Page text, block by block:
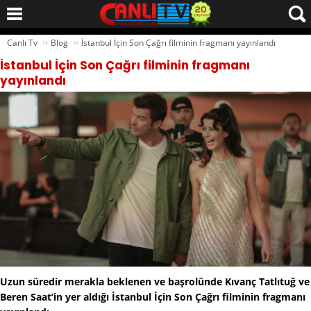
Canlı Tv ›› Blog ›› İstanbul İçin Son Çağrı filminin fragmanı yayınlandı
İstanbul İçin Son Çağrı filminin fragmanı
yayınlandı
Uzun süredir merakla beklenen ve başrolünde Kıvanç Tatlıtuğ ve
Beren Saat’in yer aldığı İstanbul İçin Son Çağrı filminin fragmanı